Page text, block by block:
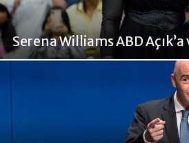
Serena Williams ABD